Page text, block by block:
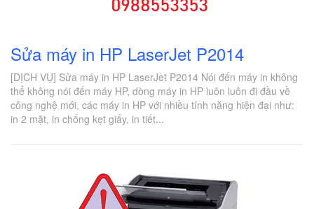
Sửa máy in HP LaserJet P2014
[DỊCH VỤ] Sửa máy in HP LaserJet P2014 Nói đến máy in không
thể không nói đến máy HP, dòng máy in HP luôn luôn đi đầu về
công nghệ mới, các máy in HP với nhiều tính năng hiện đại như:
in 2 mặt, in chống kẹt giấy, in tiết...